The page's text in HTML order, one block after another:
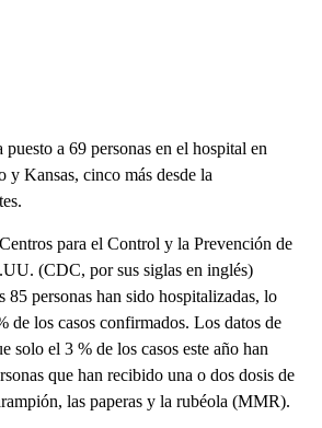
a 69 personas en el hospital en
y Kansas, cinco más desde la
para el Control y la Prevención de
(CDC, por sus siglas en inglés)
85 personas han sido hospitalizadas, lo
de los casos confirmados. Los datos de
solo el 3 % de los casos este año han
que han recibido una o dos dosis de
las paperas y la rubéola (MMR).